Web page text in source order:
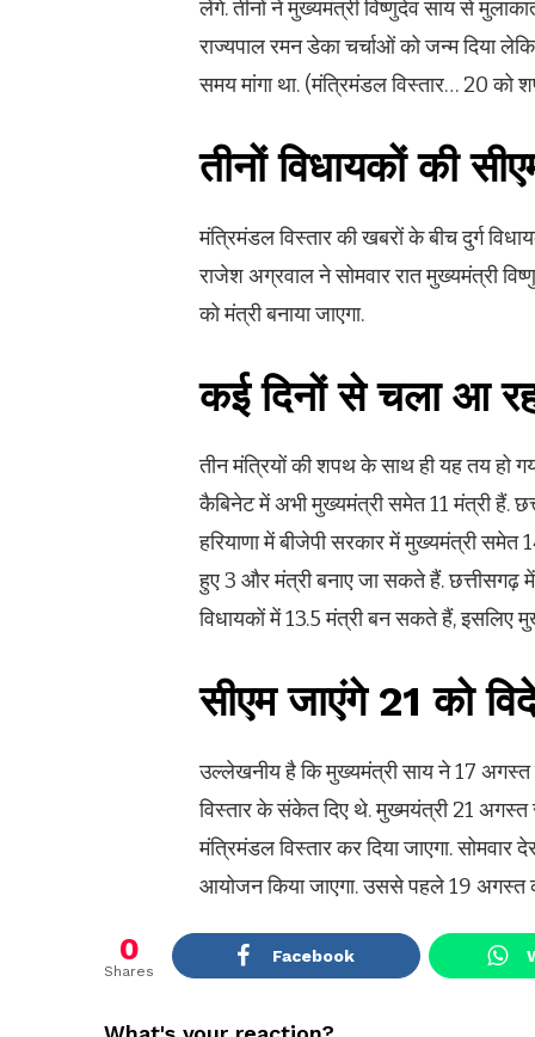
लेंगे. तीनों ने मुख्यमंत्री विष्णुदेव साय से
राज्यपाल रमन डेका चर्चाओं को जन्म दिया
समय मांगा था. (मंत्रिमंडल विस्तार… 20
तीनों विधायकों की
मंत्रिमंडल विस्तार की खबरों के बीच दुर्ग
राजेश अग्रवाल ने सोमवार रात मुख्यमंत्री
को मंत्री बनाया जाएगा.
कई दिनों से चला आ
तीन मंत्रियों की शपथ के साथ ही यह तय हो
कैबिनेट में अभी मुख्यमंत्री समेत 11 मंत्री हैं.
हरियाणा में बीजेपी सरकार में मुख्यमंत्री समेत
हुए 3 और मंत्री बनाए जा सकते हैं. छत्तीसगढ़
विधायकों में 13.5 मंत्री बन सकते हैं, इसलिए
सीएम जाएंगे 21 को
उल्लेखनीय है कि मुख्यमंत्री साय ने 17 अगस्त
विस्तार के संकेत दिए थे. मुख्मयंत्री 21 अगस्त
मंत्रिमंडल विस्तार कर दिया जाएगा.
आयोजन किया जाएगा. उससे पहले 19 अगस्त
0
Shares
Facebook